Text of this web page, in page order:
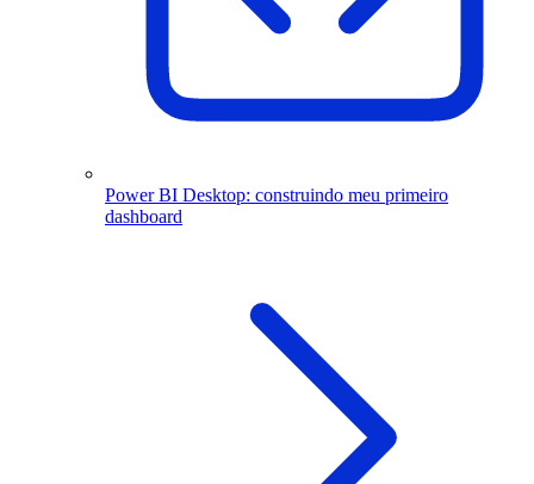
Power BI Desktop: construindo meu primeiro
dashboard